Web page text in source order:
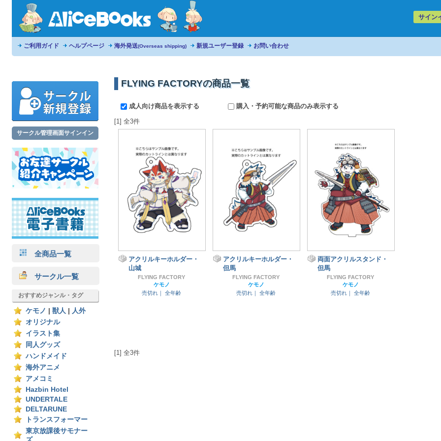
サイン
ご利用ガイド ヘルプページ 海外発送(Overseas shipping) 新規ユーザー登録 お問い合わせ
サークル管理画面サインイン
全商品一覧
サークル一覧
おすすめジャンル・タグ
ケモノ 獣人
人外
オリジナル
イラスト集
同人グッズ
ハンドメイド
海外アニメ
アメコミ
Hazbin Hotel
UNDERTALE
DELTARUNE
トランスフォーマー
東京放課後サモナー
FLYING FACTORYの商品一覧
成人向け商品を表示する 購入・予約可能な商品のみ表示する
[1] 全3件
アクリルキーホルダー・
山城
FLYING FACTORY
ケモノ
売切れ｜
全年齢
アクリルキーホルダー・
但馬
FLYING FACTORY
ケモノ
売切れ｜
全年齢
両面アクリルスタンド・
但馬
FLYING FACTORY
ケモノ
売切れ｜
全年齢
[1] 全3件